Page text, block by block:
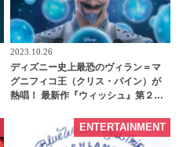
2023.10.26
ディズニー史上最恐のヴィラン＝マ
グニフィコ王（クリス・パイン）が
熱唱！ 最新作『ウィッシュ』第２弾
Get？！」配信スタート［動画あり］
ENTERTAINMENT